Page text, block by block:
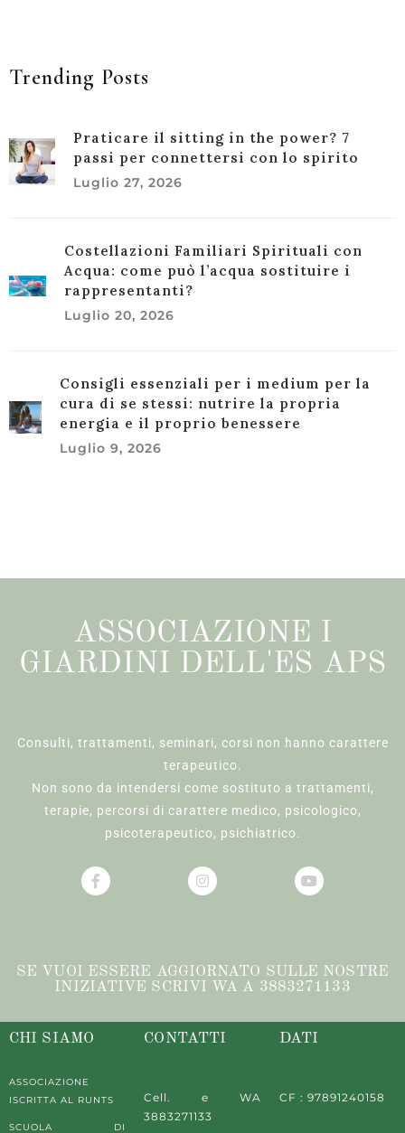
Trending Posts
Praticare il sitting in the power? 7
passi per connettersi con lo spirito
Luglio 27, 2026
Costellazioni Familiari Spirituali con
Acqua: come può l’acqua sostituire i
rappresentanti?
Luglio 20, 2026
Consigli essenziali per i medium per la
cura di se stessi: nutrire la propria
energia e il proprio benessere
Luglio 9, 2026
ASSOCIAZIONE I
GIARDINI DELL'ES APS
Consulti, trattamenti, seminari, corsi non hanno carattere
terapeutico.
Non sono da intendersi come sostituto a trattamenti,
terapie, percorsi di carattere medico, psicologico,
psicoterapeutico, psichiatrico.
SE VUOI ESSERE AGGIORNATO SULLE NOSTRE
INIZIATIVE SCRIVI WA A 3883271133
CHI SIAMO
ASSOCIAZIONE
ISCRITTA AL RUNTS
SCUOLA DI
CONTATTI
Cell. e WA
3883271133
DATI
CF : 97891240158